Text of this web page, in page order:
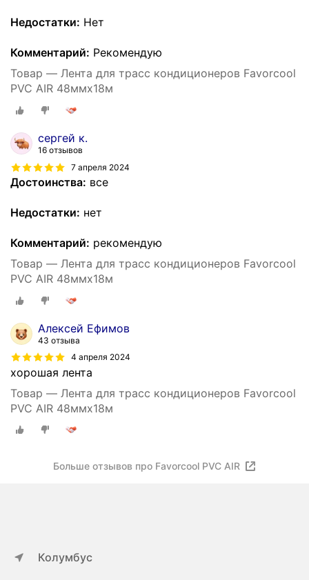
Недостатки: Нет
Комментарий: Рекомендую
Товар — Лента для трасс кондиционеров Favorcool
PVC AIR 48ммх18м
сергей к.
16 отзывов
7 апреля 2024
Достоинства: все
Недостатки: нет
Комментарий: рекомендую
Товар — Лента для трасс кондиционеров Favorcool
PVC AIR 48ммх18м
Алексей Ефимов
43 отзыва
4 апреля 2024
хорошая лента
Товар — Лента для трасс кондиционеров Favorcool
PVC AIR 48ммх18м
Больше отзывов про Favorcool PVC AIR
Колумбус